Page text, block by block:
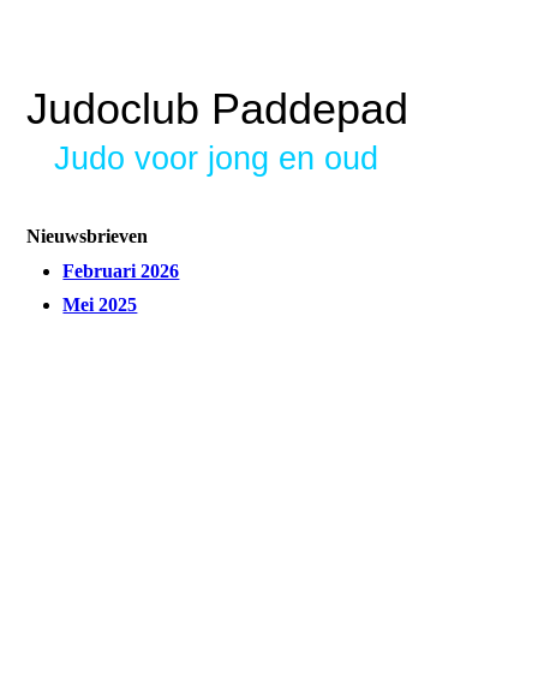
Judoclub Paddepad
Judo voor jong en oud
Nieuwsbrieven
Februari 2026
Mei 2025